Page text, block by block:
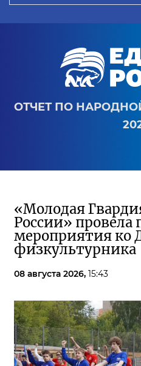
ОТЧЕТ ПО
«Молодая
России» провела
мероприятия ко
физкультурника
08 августа 2026, 15:43